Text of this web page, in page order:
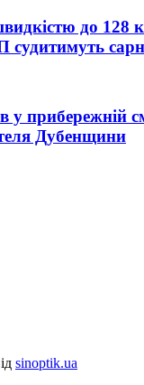
до 128
судитимуть
у прибережній
Дубенщини
sinoptik.ua